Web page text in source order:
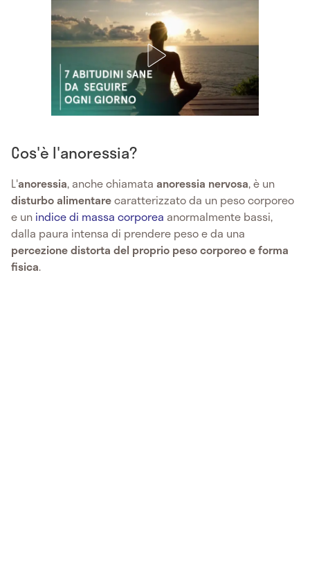
Cos'è l'anoressia?
L'anoressia, anche chiamata anoressia nervosa, è un
disturbo alimentarecaratterizzato da un peso corporeo
e un indice di massa corporea anormalmente bassi,
dalla paura intensa di prendere peso e da una
percezione distorta del proprio peso corporeo e forma
fisica.